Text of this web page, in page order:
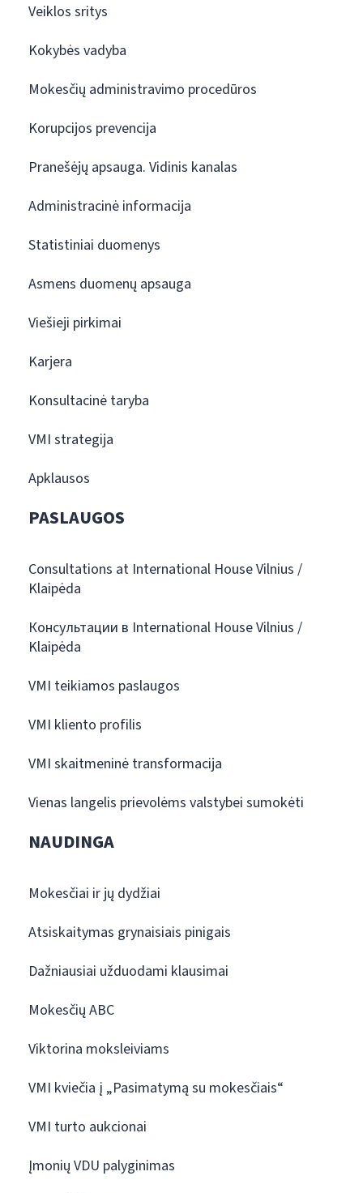
Veiklos sritys
Kokybės vadyba
Mokesčių administravimo procedūros
Korupcijos prevencija
Pranešėjų apsauga. Vidinis kanalas
Administracinė informacija
Statistiniai duomenys
Asmens duomenų apsauga
Viešieji pirkimai
Karjera
Konsultacinė taryba
VMI strategija
Apklausos
PASLAUGOS
Consultations at International House Vilnius /
Klaipėda
Консультации в International House Vilnius /
Klaipėda
VMI teikiamos paslaugos
VMI kliento profilis
VMI skaitmeninė transformacija
Vienas langelis prievolėms valstybei sumokėti
NAUDINGA
Mokesčiai ir jų dydžiai
Atsiskaitymas grynaisiais pinigais
Dažniausiai užduodami klausimai
Mokesčių ABC
Viktorina moksleiviams
VMI kviečia į „Pasimatymą su mokesčiais“
VMI turto aukcionai
Įmonių VDU palyginimas